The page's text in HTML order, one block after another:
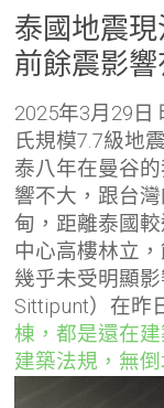
泰國地震
前餘震影
2025年3月29日
氏規模7.7級地
泰八年在曼谷
響不大，跟台
甸，距離泰國
中心高樓林立
幾乎未受明顯影
Sittipunt）在昨
棟，都是還在
建築法規，無